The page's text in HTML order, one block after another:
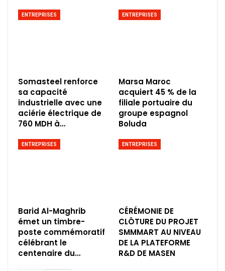
ENTREPRISES
Somasteel renforce
sa capacité
industrielle avec une
aciérie électrique de
760 MDH à…
ENTREPRISES
Marsa Maroc
acquiert 45 % de la
filiale portuaire du
groupe espagnol
Boluda
ENTREPRISES
Barid Al-Maghrib
émet un timbre-
poste commémoratif
célébrant le
centenaire du…
ENTREPRISES
CÉRÉMONIE DE
CLÔTURE DU PROJET
SMMMART AU NIVEAU
DE LA PLATEFORME
R&D DE MASEN